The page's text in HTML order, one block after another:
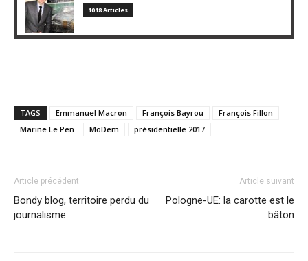
1018 Articles
TAGS Emmanuel Macron François Bayrou
François Fillon
Marine Le Pen
MoDem présidentielle 2017
Article précédent
Bondy blog, territoire perdu du
journalisme
Article suivant
Pologne-UE: la carotte est le
bâton